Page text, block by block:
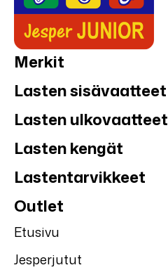
Merkit
Lasten sisävaatteet
Lasten ulkovaatteet
Lasten kengät
Lastentarvikkeet
Outlet
Etusivu
Jesperjutut